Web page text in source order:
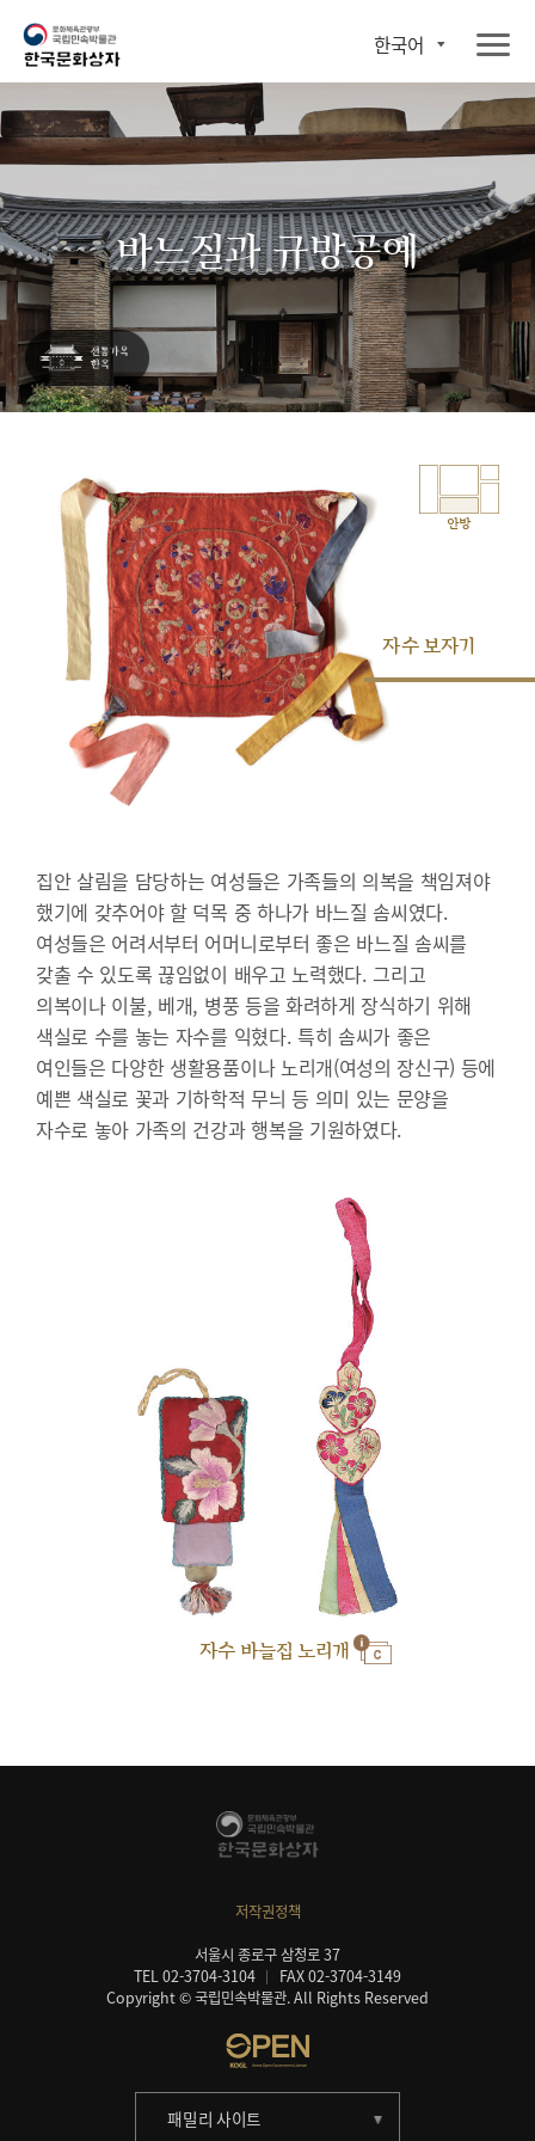
한국어
바느질과 규방공예
안방
자수 보자기
집안 살림을 담당하는 여성들은 가족들의 의복을 책임져야
했기에 갖추어야 할 덕목 중 하나가 바느질 솜씨였다.
여성들은 어려서부터 어머니로부터 좋은 바느질 솜씨를
갖출 수 있도록 끊임없이 배우고 노력했다. 그리고
의복이나 이불, 베개, 병풍 등을 화려하게 장식하기 위해
색실로 수를 놓는 자수를 익혔다. 특히 솜씨가 좋은
여인들은 다양한 생활용품이나 노리개(여성의 장신구) 등에
예쁜 색실로 꽃과 기하학적 무늬 등 의미 있는 문양을
자수로 놓아 가족의 건강과 행복을 기원하였다.
자수 바늘집 노리개
저작권정책
서울시 종로구 삼청로 37
TEL 02-3704-3104
FAX 02-3704-3149
Copyright © 국립민속박물관. All Rights Reserved
패밀리 사이트